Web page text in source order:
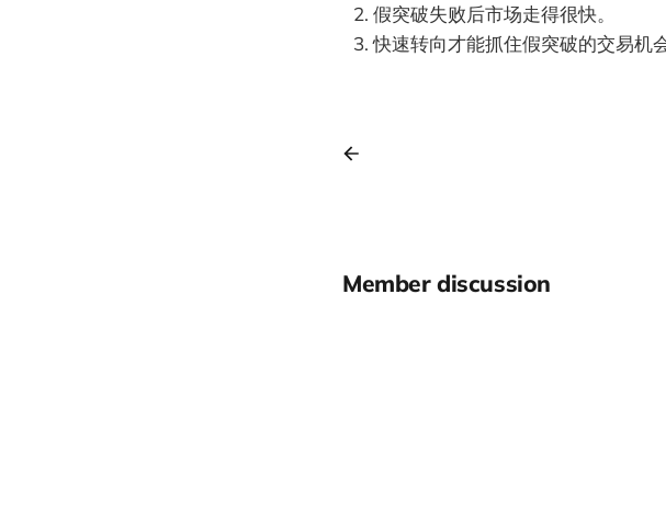
假突破失败后市场走得很快。
快速转向才能抓住假突破的交易机会
Member discussion